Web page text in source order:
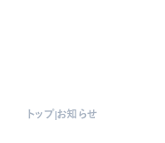
トップお知らせ